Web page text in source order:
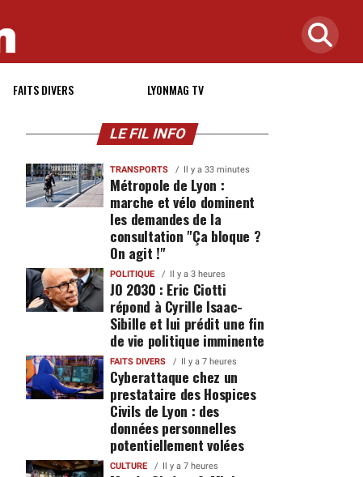
FAITS DIVERS LYONMAG TV
LE FIL INFO
TRANSPORTS Il y a 33 minutes
Métropole de Lyon :
marche et vélo dominent
les demandes de la
consultation "Ça bloque ?
On agit !"
POLITIQUE Il y a 3 heures
JO 2030 : Eric Ciotti
répond à Cyrille Isaac-
Sibille et lui prédit une fin
de vie politique imminente
FAITS DIVERS Il y a 7 heures
Cyberattaque chez un
prestataire des Hospices
Civils de Lyon : des
données personnelles
potentiellement volées
CULTURE Il y a 7 heures